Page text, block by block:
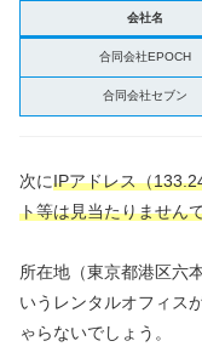
会社名
合同会社EPOCH
合同会社セブン
次にIPアドレス（
ト等は見当たりません
所在地（東京都港区六
いうレンタルオフィス
ゃらないでしょう。